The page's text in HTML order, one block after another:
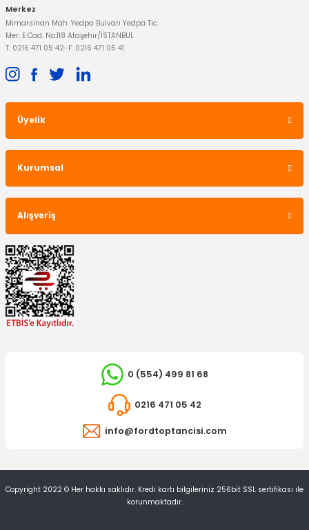
OTOSAN
2.518,95 TL
Kaput Kilidi Mondeo
812,21 TL
Yağ Filtresi Mondeo Tdci
Merkez
Mimarsinan Mah. Yedpa Bulvarı Yedpa Tic.
Mer. E Cad. No:118 Ataşehir/İSTANBUL
T: 0216 471 05 42-F: 0216 471 05 41
Üyelik
Kurumsal
Alışveriş
0 (554) 499 81 68
0216 471 05 42
info@fordtoptancisi.com
Copyright 2022 © Her hakkı saklıdır. Kredi kartı bilgileriniz 256bit SSL sertifikası ile
korunmaktadır.